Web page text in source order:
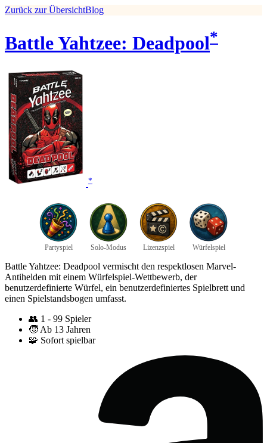
Zurück zur ÜbersichtBlog
Battle Yahtzee: Deadpool*
*
Partyspiel Solo-Modus Lizenzspiel Würfelspiel
Battle Yahtzee: Deadpool vermischt den respektlosen Marvel-
Antihelden mit einem Würfelspiel-Wettbewerb, der
benutzerdefinierte Würfel, ein benutzerdefiniertes Spielbrett und
einen Spielstandsbogen umfasst.
👥 1 - 99 Spieler
🧒 Ab 13 Jahren
🧩 Sofort spielbar